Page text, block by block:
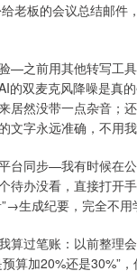
老板的会议总结邮件
—之前用其他转写工
的双麦克风降噪是真
居然没带一点杂音；
文字永远准确，不用
台同步—我有时候在
待办没看，直接打开
生成纪要，完全不用
算过笔账：以前整理
算加20%还是30%”